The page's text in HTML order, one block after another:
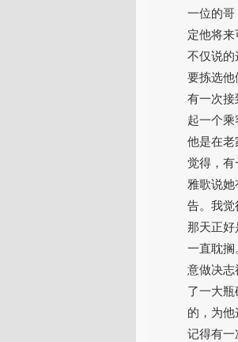
一位的哥
定他将来
不仅说的
要拣选他
有一次接
起一个乘
他是在老
觉得，有
雅歌说她
告。我觉
那天正好
一直耽搁
意做决志
了一大
的，为他
记得有一